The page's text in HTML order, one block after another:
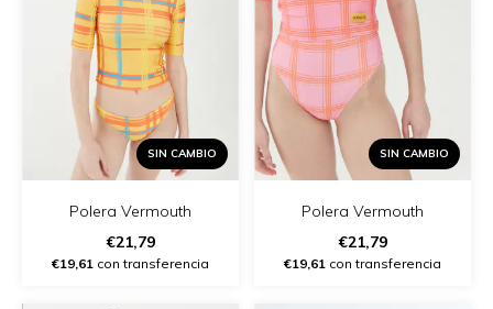
SIN CAMBIO
Polera Vermouth
€21,79
€19,61 con transferencia
SIN CAMBIO
Polera Vermouth
€21,79
€19,61 con transferencia